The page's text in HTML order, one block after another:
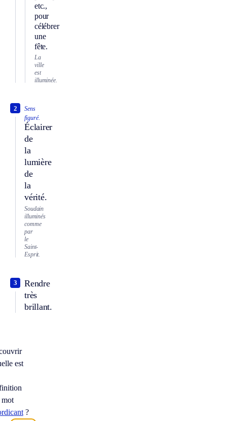
etc.,
pour
célébrer
une
fête.
La
ville
est
illuminée.
Sens
figuré.
Éclairer
de
la
lumière
de
la
vérité.
2
Soudain
illuminés
comme
par
le
Saint-
Esprit.
Rendre
très
brillant.
3
est
mot
?